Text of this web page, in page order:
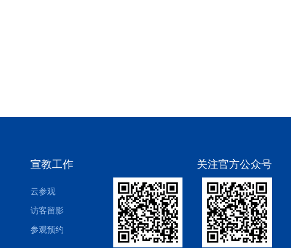
宣教工作
云参观
访客留影
参观预约
关注官方公众号